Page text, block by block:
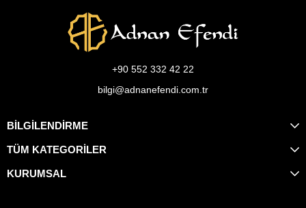
+90 552 332 42 22
bilgi@adnanefendi.com.tr
BİLGİLENDİRME
TÜM KATEGORİLER
KURUMSAL